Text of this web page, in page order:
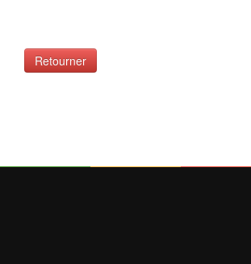
Retourner